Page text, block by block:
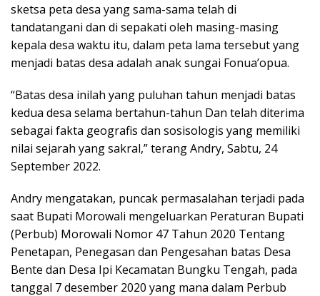
sketsa peta desa yang sama-sama telah di
tandatangani dan di sepakati oleh masing-masing
kepala desa waktu itu, dalam peta lama tersebut yang
menjadi batas desa adalah anak sungai Fonua’opua.
“Batas desa inilah yang puluhan tahun menjadi batas
kedua desa selama bertahun-tahun Dan telah diterima
sebagai fakta geografis dan sosisologis yang memiliki
nilai sejarah yang sakral,” terang Andry, Sabtu, 24
September 2022.
Andry mengatakan, puncak permasalahan terjadi pada
saat Bupati Morowali mengeluarkan Peraturan Bupati
(Perbub) Morowali Nomor 47 Tahun 2020 Tentang
Penetapan, Penegasan dan Pengesahan batas Desa
Bente dan Desa Ipi Kecamatan Bungku Tengah, pada
tanggal 7 desember 2020 yang mana dalam Perbub